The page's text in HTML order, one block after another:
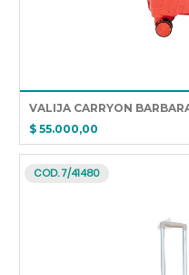
VALIJA CARRYON
$ 55.000,00
COD. 7/41480